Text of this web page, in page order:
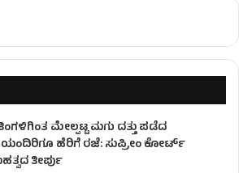
ಮೇಲ್ಪಟ್ಟ ಮಗು ದತ್ತು ಪಡೆದ
ಹೆರಿಗೆ ರಜೆ: ಸುಪ್ರೀಂ ಕೋರ್ಟ್
ತೀರ್ಪು